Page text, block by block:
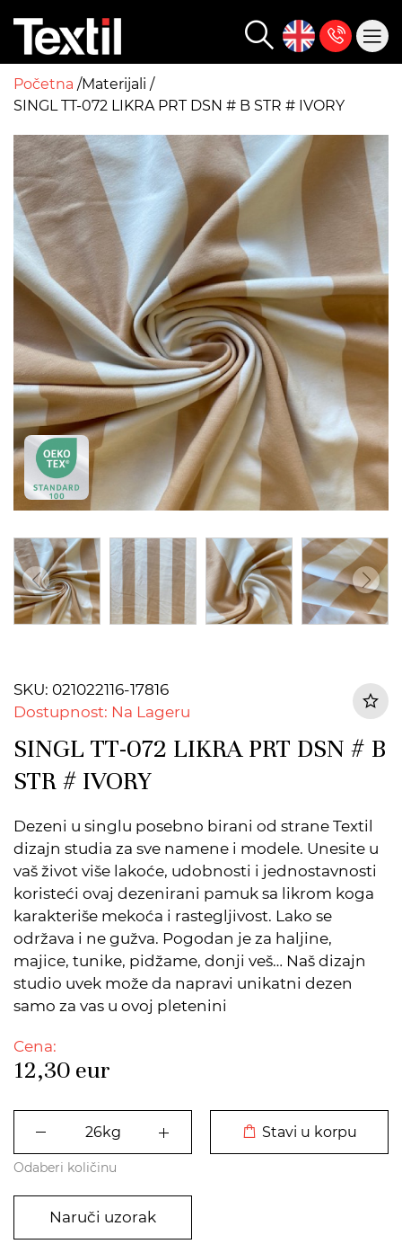
Početna Materijali
SINGL TT-072 LIKRA PRT DSN # B STR # IVORY
SKU: 021022116-17816
Dostupnost: Na Lageru
SINGL TT-072 LIKRA PRT DSN # B
STR # IVORY
Dezeni u singlu posebno birani od strane Textil
dizajn studia za sve namene i modele. Unesite u
vaš život više lakoće, udobnosti i jednostavnosti
koristeći ovaj dezenirani pamuk sa likrom koga
karakteriše mekoća i rastegljivost. Lako se
održava i ne gužva. Pogodan je za haljine,
majice, tunike, pidžame, donji veš… Naš dizajn
studio uvek može da napravi unikatni dezen
samo za vas u ovoj pletenini
Cena:
12,30 eur
Stavi u korpu
Odaberi količinu
Naruči uzorak